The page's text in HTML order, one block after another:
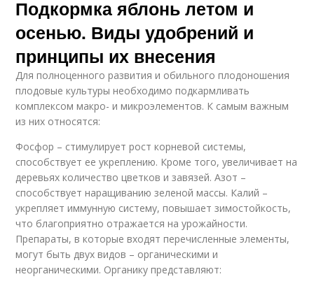
Подкормка яблонь летом и
осенью. Виды удобрений и
принципы их внесения
Для полноценного развития и обильного плодоношения
плодовые культуры необходимо подкармливать
комплексом макро- и микроэлементов. К самым важным
из них относятся:
Фосфор – стимулирует рост корневой системы,
способствует ее укреплению. Кроме того, увеличивает на
деревьях количество цветков и завязей. Азот –
способствует наращиванию зеленой массы. Калий –
укрепляет иммунную систему, повышает зимостойкость,
что благоприятно отражается на урожайности.
Препараты, в которые входят перечисленные элементы,
могут быть двух видов – органическими и
неорганическими. Органику представляют: